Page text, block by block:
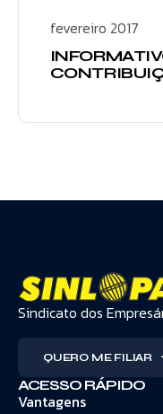
fevereiro 2017
Sindicato dos
QUERO ME FILIAR
ACESSO RÁPIDO
Vantagens